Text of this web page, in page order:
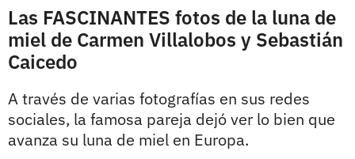
Las FASCINANTES fotos de la luna de
miel de Carmen Villalobos y Sebastián
Caicedo
A través de varias fotografías en sus redes
sociales, la famosa pareja dejó ver lo bien que
avanza su luna de miel en Europa.